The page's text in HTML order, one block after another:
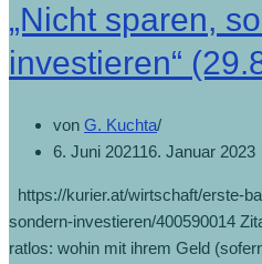
„Nicht sparen,
investieren“
von G. Kuchta
6. Juni 202116. Januar 2023
https://kurier.at/wirtschaft/erste-
sondern-investieren/400590014
ratlos: wohin mit ihrem Geld